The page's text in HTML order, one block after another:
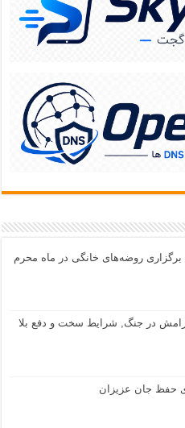
روضه‌های خانگی در ماه محرم
آرامش در جنگ, شرایط سخت و دفع بلا
حفظ جان عزیزان